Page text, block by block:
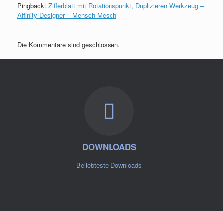
Pingback: Zifferblatt mit Rotationspunkt, Duplizieren Werkzeug –
Affinity Designer – Mensch Mesch
Die Kommentare sind geschlossen.
DOWNLOADS
Beliebteste Downloads